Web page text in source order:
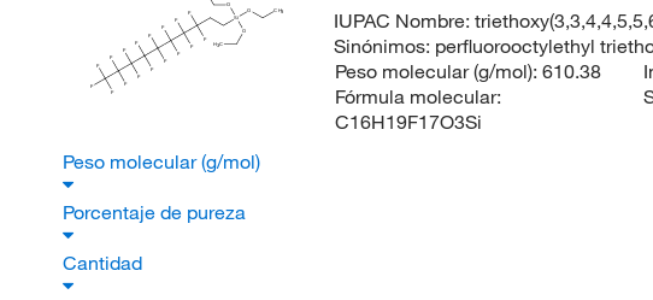
CH3
O
Si
F
F
F
F
F
F
F
F
F
F
F
F
F
F
F
F
F
O
O
H3C
IUPAC Nombre:
Sinónimos: perfluorooctylethyl
Peso molecular (g/mol): 610.38
Fórmula molecular:
C16H19F17O3Si
Peso molecular (g/mol)
Porcentaje de pureza
Cantidad